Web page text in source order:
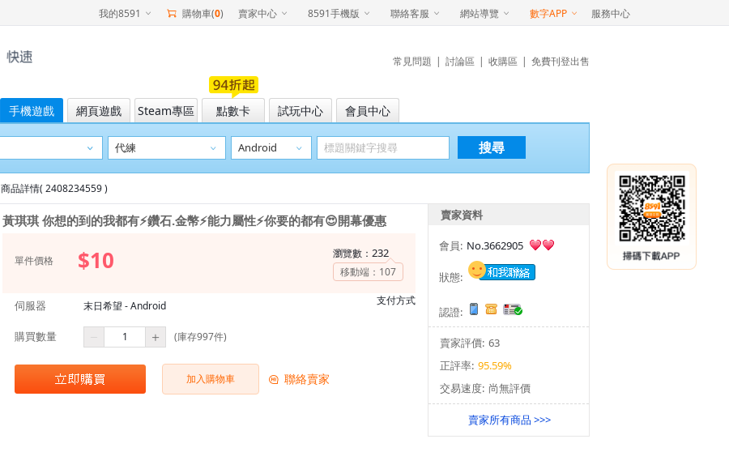
我的8591 購物車(0) 賣家中心 8591手機版 聯絡客服 網站導覽 數字APP 服務中心
常見問題 | 討論區 | 收購區 | 免費刊登出售
手機遊戲 網頁遊戲 Steam專區 點數卡 試玩中心 會員中心
搜尋
商品詳情( 2408234559 )
黃琪琪 你想的到的我都有⚡鑽石.金幣⚡能力屬性⚡你要的都有😍開幕優惠
單件價格 $10 瀏覽數： 232
移動端： 107
伺服器 末日希望 - Android
購買數量 (庫存997件)
加入購物車 聯絡賣家
支付方式
賣家資料
會員: No.3662905
狀態:
認證:
賣家評價: 63
正評率: 95.59%
交易速度: 尚無評價
賣家所有商品 >>>